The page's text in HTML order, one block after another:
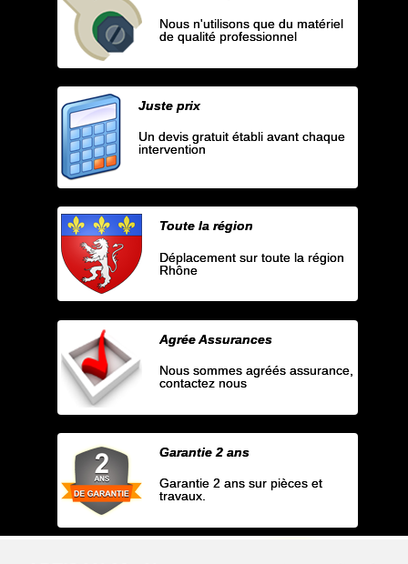
Nous n'utilisons que du matériel
de qualité professionnel
Juste prix
Un devis gratuit établi avant chaque
intervention
Toute la région
Déplacement sur toute la région
Rhône
Agrée Assurances
Nous sommes agréés assurance,
contactez nous
Garantie 2 ans
Garantie 2 ans sur pièces et
travaux.